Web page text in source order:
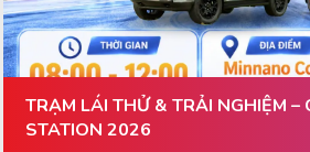
TRẠM LÁI THỬ & TRẢI NGHIỆM –
STATION 2026